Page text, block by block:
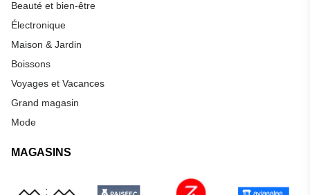
Beauté et bien-être
Électronique
Maison & Jardin
Boissons
Voyages et Vacances
Grand magasin
Mode
MAGASINS